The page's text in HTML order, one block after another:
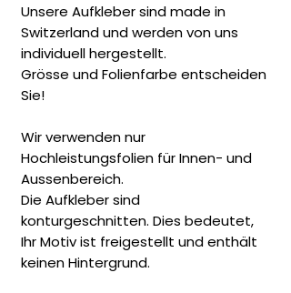
Unsere Aufkleber sind made in
Switzerland und werden von uns
individuell hergestellt.
Grösse und Folienfarbe entscheiden
Sie!
Wir verwenden nur
Hochleistungsfolien für Innen- und
Aussenbereich.
Die Aufkleber sind
konturgeschnitten. Dies bedeutet,
Ihr Motiv ist freigestellt und enthält
keinen Hintergrund.